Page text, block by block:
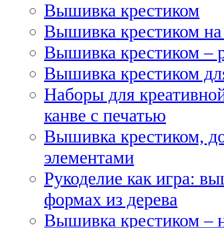
Вышивка крестиком
Вышивка крестиком
Вышивка крестиком –
Вышивка крестиком
Наборы для
канве с печатью
Вышивка крестиком,
элементами
Рукоделие как игра:
формах из дерева
Вышивка крестиком –